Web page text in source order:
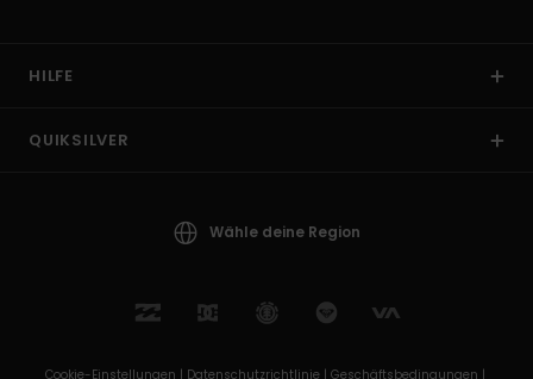
HILFE
QUIKSILVER
Wähle deine Region
Cookie-Einstellungen | Datenschutzrichtlinie | Geschäftsbedingungen |